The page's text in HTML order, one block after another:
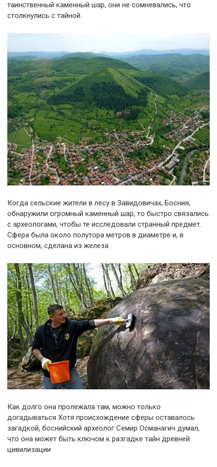
таинственный каменный шар, они не сомневались, что
столкнулись с тайной.
Когда сельские жители в лесу в Завидовичах, Босния,
обнаружили огромный каменный шар, то быстро связались
с археологами, чтобы те исследовали странный предмет.
Сфера была около полутора метров в диаметре и, в
основном, сделана из железа.
Как долго она пролежала там, можно только
догадываться Хотя происхождение сферы оставалось
загадкой, боснийский археолог Семир Османагич думал,
что она может быть ключом к разгадке тайн древней
цивилизации